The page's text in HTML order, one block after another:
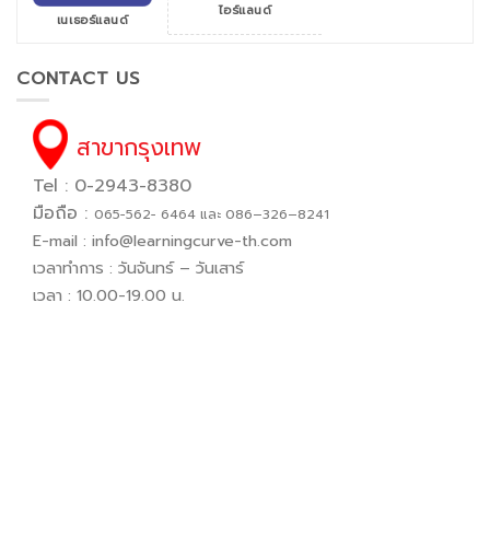
เนเธอร์แลนด์ ไอร์แลนด์
CONTACT US
สาขากรุงเทพ
Tel : 0-2943-8380
มือถือ : 065−562− 6464 และ 086–326–8241
E-mail : info@learningcurve-th.com
เวลาทำการ : วันจันทร์ – วันเสาร์
เวลา : 10.00-19.00 น.